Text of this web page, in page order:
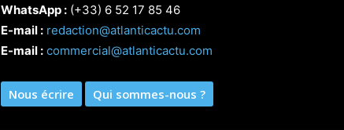
WhatsApp : (+33) 6 52 17 85 46
E-mail : redaction@atlanticactu.com
E-mail : commercial@atlanticactu.com
Nous écrire Qui sommes-nous ?